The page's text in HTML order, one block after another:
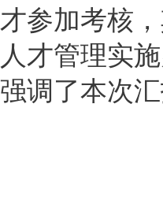
才参加考核
人才管理实
强调了本次